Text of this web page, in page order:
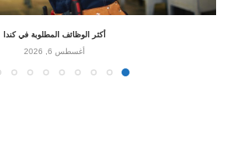
أكثر الوظائف المطلوبة في كندا
أغسطس 6, 2026